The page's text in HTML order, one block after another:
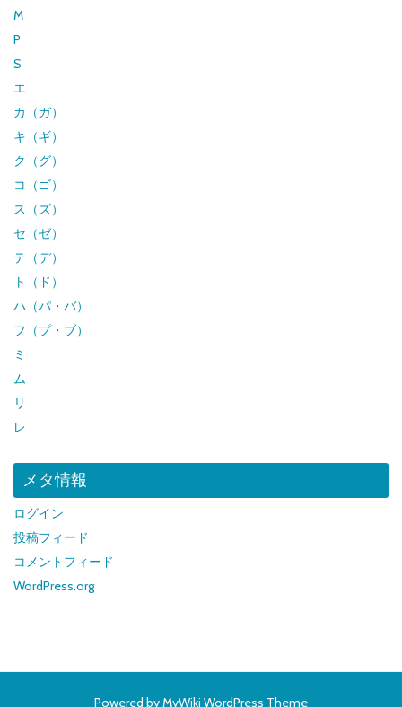
M
P
S
エ
カ（ガ）
キ（ギ）
ク（グ）
コ（ゴ）
ス（ズ）
セ（ゼ）
テ（デ）
ト（ド）
ハ（パ・バ）
フ（プ・ブ）
ミ
ム
リ
レ
メタ情報
ログイン
投稿フィード
コメントフィード
WordPress.org
Powered byMyWiki WordPress Theme